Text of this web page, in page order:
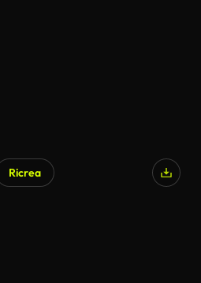
Ricrea